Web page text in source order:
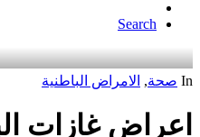
Search
In صحة, الامراض الباطنية
اعراض غازات